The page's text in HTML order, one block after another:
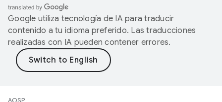
Google utiliza tecnología de IA para traducir
contenido a tu idioma preferido. Las traducciones
realizadas con IA pueden contener errores.
AOSP